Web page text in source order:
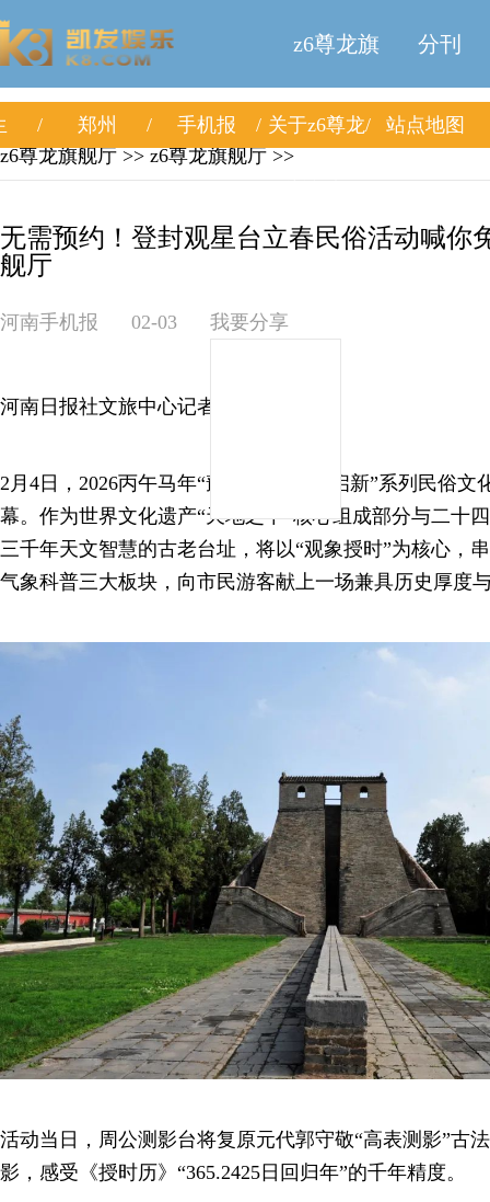
z6尊龙旗
舰厅
分刊
郑州 手机报 关于z6尊龙
站点地图
z6尊龙旗舰厅 >> z6尊龙旗舰厅 >>
无需预约！登封观星台立春民俗活动喊你
舰厅
河南手机报 02-03 我要分享
河南日报社文旅中心记者 周玉筝
2月4日，2026丙午马年“豫见立春·万象启新”系列民俗
幕。作为世界文化遗产“天地之中”核心组成部分与二十
三千年天文智慧的古老台址，将以“观象授时”为核心，
气象科普三大板块，向市民游客献上一场兼具历史厚度
活动当日，周公测影台将复原元代郭守敬“高表测影”古
影，感受《授时历》“365.2425日回归年”的千年精度。